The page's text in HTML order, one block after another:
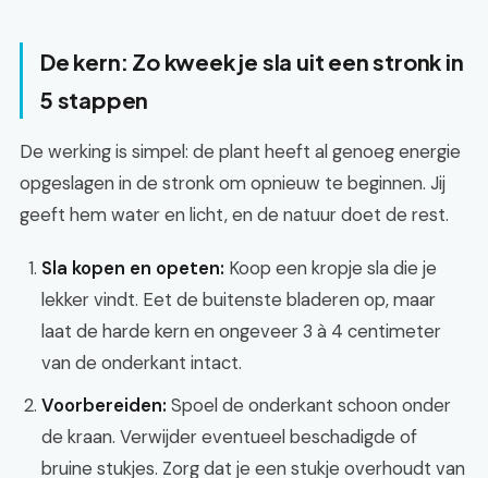
De kern: Zo kweek je sla uit een stronk in
5 stappen
De werking is simpel: de plant heeft al genoeg energie
opgeslagen in de stronk om opnieuw te beginnen. Jij
geeft hem water en licht, en de natuur doet de rest.
Sla kopen en opeten: Koop een kropje sla die je
lekker vindt. Eet de buitenste bladeren op, maar
laat de harde kern en ongeveer 3 à 4 centimeter
van de onderkant intact.
Voorbereiden: Spoel de onderkant schoon onder
de kraan. Verwijder eventueel beschadigde of
bruine stukjes. Zorg dat je een stukje overhoudt van